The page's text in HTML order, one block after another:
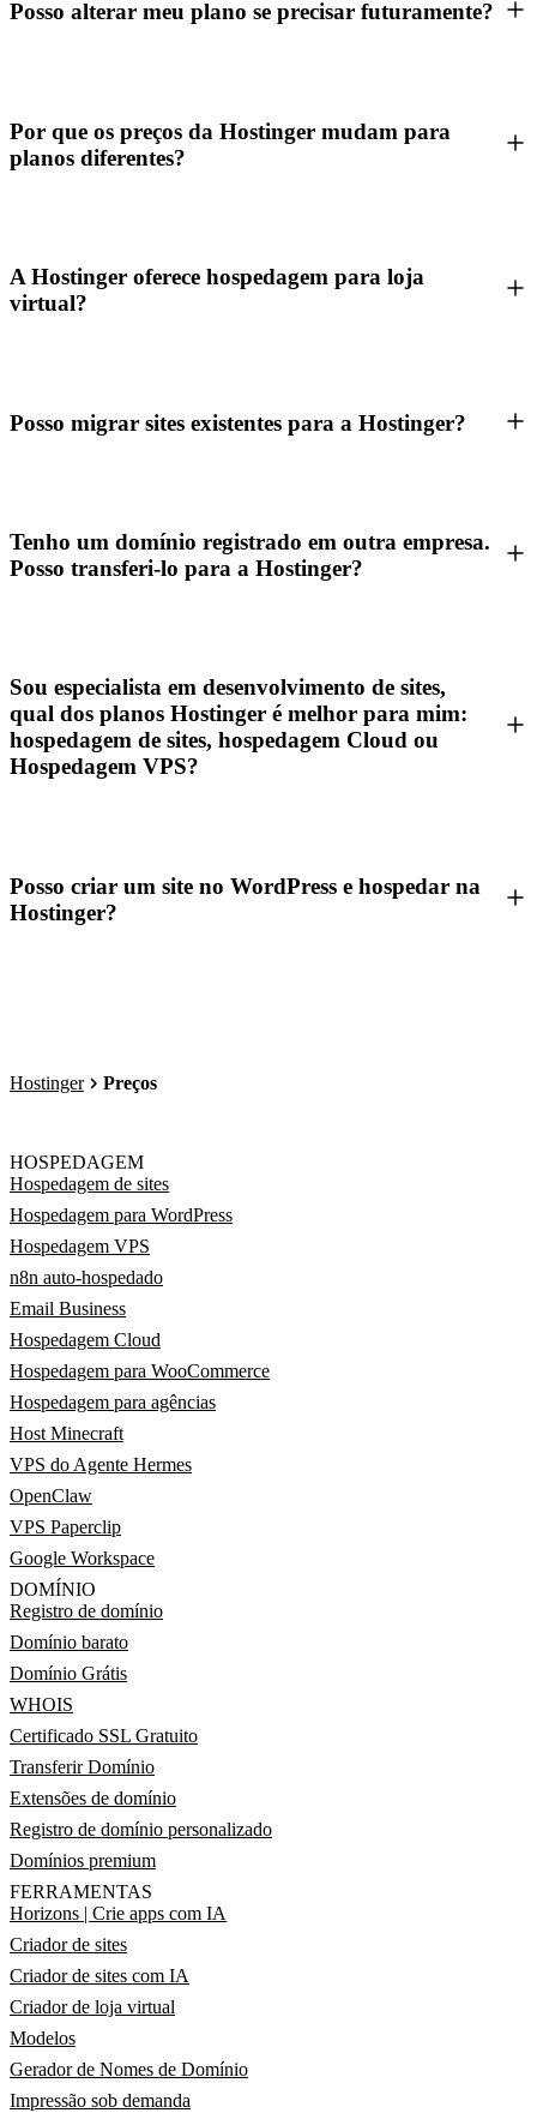
Posso alterar meu plano se precisar futuramente?
Por que os preços da Hostinger mudam para
planos diferentes?
A Hostinger oferece hospedagem para loja
virtual?
Posso migrar sites existentes para a Hostinger?
Tenho um domínio registrado em outra empresa.
Posso transferi-lo para a Hostinger?
Sou especialista em desenvolvimento de sites,
qual dos planos Hostinger é melhor para mim:
hospedagem de sites, hospedagem Cloud ou
Hospedagem VPS?
Posso criar um site no WordPress e hospedar na
Hostinger?
Hostinger Preços
HOSPEDAGEM
Hospedagem de sites
Hospedagem para WordPress
Hospedagem VPS
n8n auto-hospedado
Email Business
Hospedagem Cloud
Hospedagem para WooCommerce
Hospedagem para agências
Host Minecraft
VPS do Agente Hermes
OpenClaw
VPS Paperclip
Google Workspace
DOMÍNIO
Registro de domínio
Domínio barato
Domínio Grátis
WHOIS
Certificado SSL Gratuito
Transferir Domínio
Extensões de domínio
Registro de domínio personalizado
Domínios premium
FERRAMENTAS
Horizons | Crie apps com IA
Criador de sites
Criador de sites com IA
Criador de loja virtual
Modelos
Gerador de Nomes de Domínio
Impressão sob demanda